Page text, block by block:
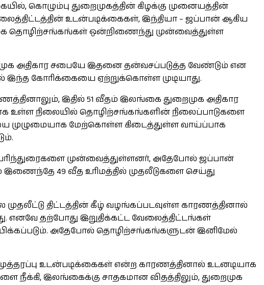
கொழும்பு துறைமுகத்தின் கிழக்கு முனையத்தின்
உடன்படிக்கைகள், இந்தியா – ஜப்பான் ஆகிய
தொழிற்சங்கங்கள் ஒன்றிணைந்து முன்வைத்துள்ள
அதிகார சபையே இதனை தன்வசப்படுத்த வேண்டும் என
கோரிக்கையை ஏற்றுக்கொள்ள முடியாது.
இதில் 51 வீதம் இலங்கை துறைமுக அதிகார
உள்ள நிலையில் தொழிற்சங்கங்களின் நிலைப்பாடுகளை
முழுமையாக மேற்கொள்ள கிடைத்துள்ள வாய்ப்பாக
பரிந்துரைகளை முன்வைத்துள்ளனர், அதேபோல் ஜப்பான்
49 வீத உரிமத்தில் முதலீடுகளை செய்து
திட்டத்தின் கீழ் வழங்கப்படவுள்ள காரணத்தினால்
எனவே தற்போது இறுதிக்கட்ட வேலைத்திட்டங்கள்
அதேபோல் தொழிற்சங்கங்களுடன் இனிமேல்
உடன்படிக்கைகள் என்ற காரணத்தினால் உடனடியாக
இலங்கைக்கு சாதகமான விதத்திலும், துறைமுக